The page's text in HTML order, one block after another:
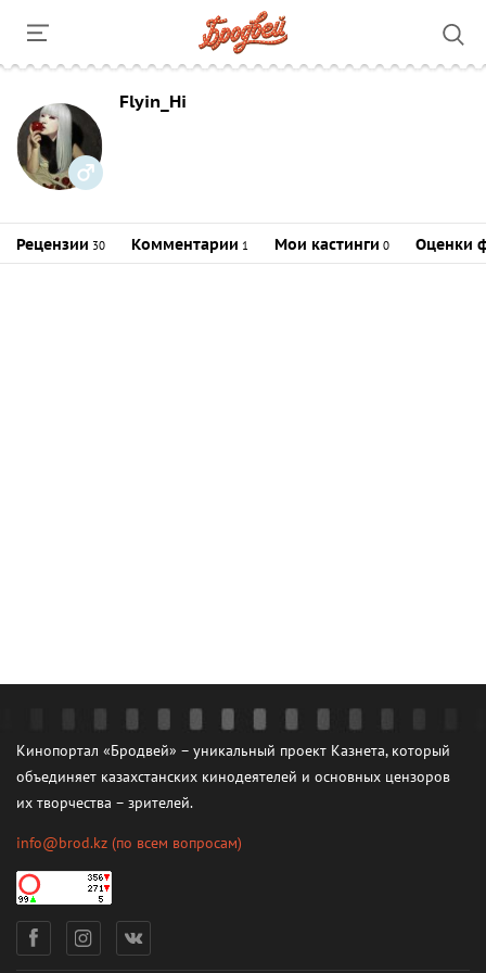
Flyin_Hi
Рецензии 30 Комментарии 1 Мои кастинги 0 Оценки
Кинопортал «Бродвей» – уникальный проект Казнета, который
объединяет казахстанских кинодеятелей и основных цензоров
их творчества – зрителей.
info@brod.kz (по всем вопросам)